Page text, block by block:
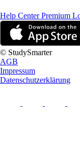
Help CenterPremium
© StudySmarter
AGB
Impressum
Datenschutzerklärung